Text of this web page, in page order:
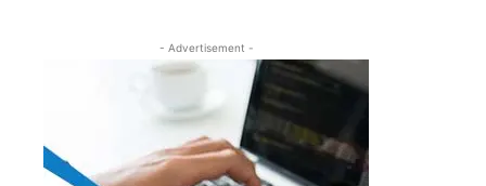
- Advertisement -